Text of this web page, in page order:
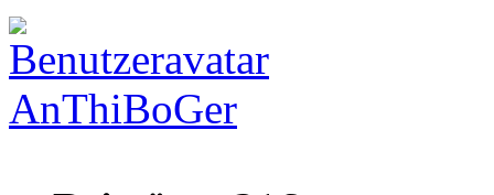
AnThiBoGer